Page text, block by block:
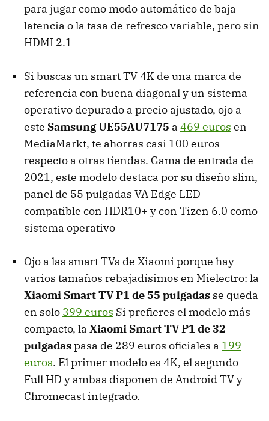
para jugar como modo automático de baja
latencia o la tasa de refresco variable, pero sin
HDMI 2.1
Si buscas un smart TV 4K de una marca de
referencia con buena diagonal y un sistema
operativo depurado a precio ajustado, ojo a
este Samsung UE55AU7175 a 469 euros en
MediaMarkt, te ahorras casi 100 euros
respecto a otras tiendas. Gama de entrada de
2021, este modelo destaca por su diseño slim,
panel de 55 pulgadas VA Edge LED
compatible con HDR10+ y con Tizen 6.0 como
sistema operativo
Ojo a las smart TVs de Xiaomi porque hay
varios tamaños rebajadísimos en Mielectro: la
Xiaomi Smart TV P1 de 55 pulgadas se queda
en solo 399 euros Si prefieres el modelo más
compacto, la Xiaomi Smart TV P1 de 32
pulgadaspasa de 289 euros oficiales a 199
euros. El primer modelo es 4K, el segundo
Full HD y ambas disponen de Android TV y
Chromecast integrado.